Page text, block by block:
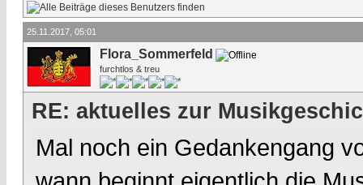
25.11.2017, 05:01
Flora_Sommerfeld
furchtlos & treu
RE: aktuelles zur
Mal noch ein Gedankengang